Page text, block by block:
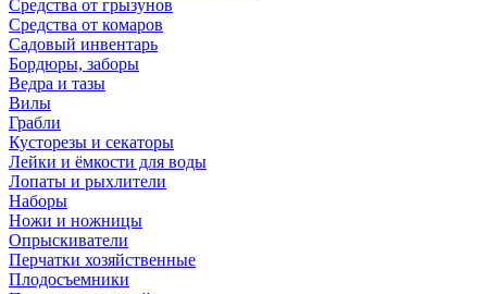
Средства от грызунов
Средства от комаров
Садовый инвентарь
Бордюры, заборы
Ведра и тазы
Вилы
Грабли
Кусторезы и секаторы
Лейки и ёмкости для воды
Лопаты и рыхлители
Наборы
Ножи и ножницы
Опрыскиватели
Перчатки хозяйственные
Плодосъемники